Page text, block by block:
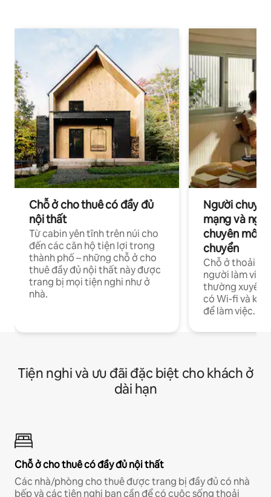
Chỗ ở cho thuê có đầy đủ
nội thất
Từ cabin yên tĩnh trên núi cho
đến các căn hộ tiện lợi trong
thành phố – những chỗ ở cho
thuê đầy đủ nội thất này được
trang bị mọi tiện nghi như ở
nhà.
Người
mạng và
chuyên môn
chuyển
Chỗ ở thoải
người làm việc
thường xuyên
có Wi-fi và
để làm việc.
Tiện nghi và ưu đãi đặc biệt cho khách ở
dài hạn
Chỗ ở cho thuê có đầy đủ nội thất
Các nhà/phòng cho thuê được trang bị đầy đủ có nhà
bếp và các tiện nghi bạn cần để có cuộc sống thoải